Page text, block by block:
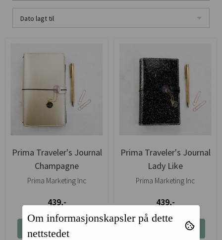
Dato lagt til
Prima Traveler's Journal
Champagne
Prima Marketing Inc
439,-
Kjøp
Prima Traveler's Journal
Lady Like
Prima Marketing Inc
439,-
Om informasjonskapsler på dette
nettstedet